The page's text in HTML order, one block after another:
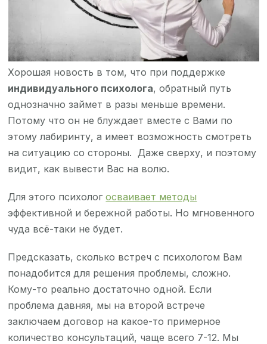
Хорошая новость в том, что при поддержке
индивидуального психолога, обратный путь
однозначно займет в разы меньше времени.
Потому что он не блуждает вместе с Вами по
этому лабиринту, а имеет возможность смотреть
на ситуацию со стороны. Даже сверху, и поэтому
видит, как вывести Вас на волю.
Для этого психологосваивает методы
эффективной и бережной работы. Но мгновенного
чуда всё-таки не будет.
Предсказать, сколько встреч с психологом Вам
понадобится для решения проблемы, сложно.
Кому-то реально достаточно одной. Если
проблема давняя, мы на второй встрече
заключаем договор на какое-то примерное
количество консультаций, чаще всего 7-12. Мы